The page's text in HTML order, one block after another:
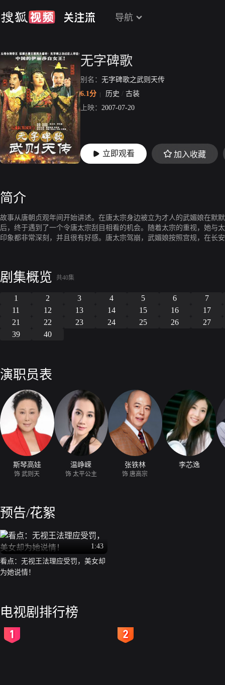
导航
无字碑歌
别名： 无字碑歌之武则天传
6.1分
历史 / 古装
上映： 2007-07-20
立即观看 加入收藏
简介
故事从唐朝贞观年间开始讲述。在唐太宗身边被立为才人的武媚娘在默
后，终于遇到了一个令唐太宗刮目相看的机会。随着太宗的重视，她与
印象都非常深刻，并且很有好感。唐太宗驾崩，武媚娘按照宫规，在长
政归中宫。在这期间，她向皇帝提出了十二项政治主张，就是历史上著
下，武皇后江山重任一肩挑，显示出了惊人的统治才能。大唐帝国以无
剧集概览 共40集
1 2 3 4 5 6
7
11
12 13 14 15 16
17
21
22 23 24 25 26
27
39
40
演职员表
斯琴高娃
饰 武则天
温峥嵘
饰 太平公主
张铁林
饰 唐高宗
李芯逸
预告/花絮
1:43
看点：无视王法理应受罚，美女却
为她说情！
电视剧排行榜